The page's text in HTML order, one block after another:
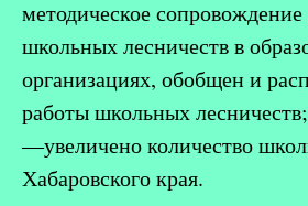
методическое сопр
школьных лесничеств в
организациях, обобщен и
работы школьных лесничеств;
―увеличено количество
Хабаровского края.